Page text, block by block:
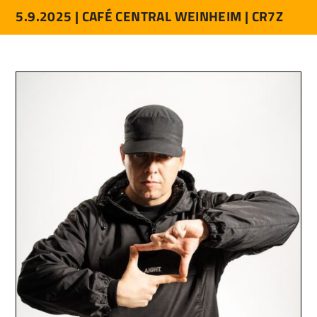
5.9.2025 | CAFÉ CENTRAL WEINHEIM | CR7Z